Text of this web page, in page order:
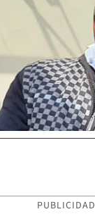
PUBLICIDAD